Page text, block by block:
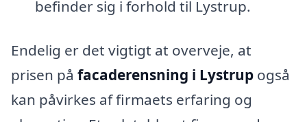
befinder sig i forhold til Lystrup.
Endelig er det vigtigt at overveje, at
prisen på facaderensning i Lystrup også
kan påvirkes af firmaets erfaring og